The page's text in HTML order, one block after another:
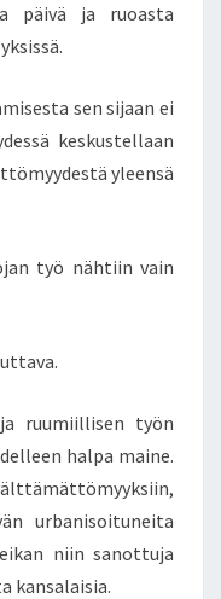
päivä ja ruoasta
sen sijaan ei
keskustellaan
yleensä
työ nähtiin vain
ruumiillisen työn
halpa maine.
urbanisoituneita
niin sanottuja
kansalaisia.